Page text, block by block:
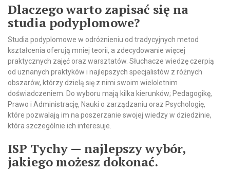
Dlaczego warto zapisać się na
studia podyplomowe?
Studia podyplomowe w odróżnieniu od tradycyjnych metod
kształcenia oferują mniej teorii, a zdecydowanie więcej
praktycznych zajęć oraz warsztatów. Słuchacze wiedzę czerpią
od uznanych praktyków i najlepszych specjalistów z różnych
obszarów, którzy dzielą się z nimi swoim wieloletnim
doświadczeniem. Do wyboru mają kilka kierunków; Pedagogikę,
Prawo i Administrację, Nauki o zarządzaniu oraz Psychologię,
które pozwalają im na poszerzanie swojej wiedzy w dziedzinie,
która szczególnie ich interesuje.
ISP Tychy — najlepszy wybór,
jakiego możesz dokonać.